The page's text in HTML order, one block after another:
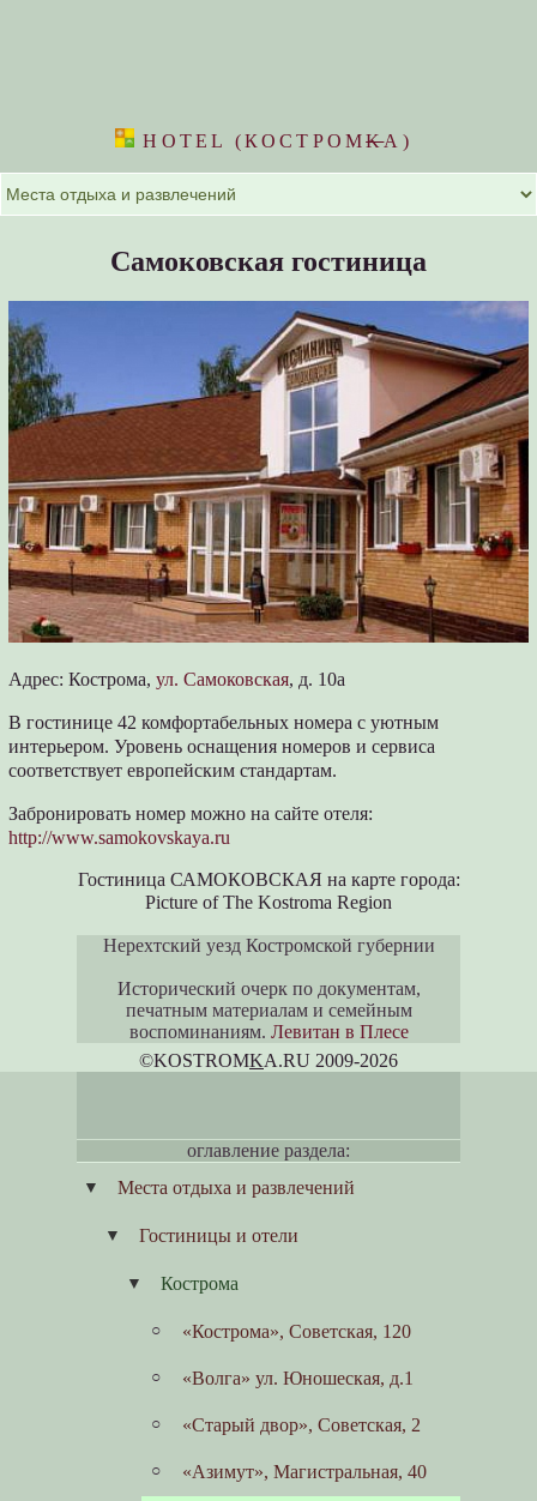
HOTEL (КОСТРОМKА)
Самоковская гостиница
Адрес:Кострома,ул. Самоковская, д. 10а
В гостинице 42 комфортабельных номера с уютным
интерьером. Уровень оснащения номеров и сервиса
соответствует европейским стандартам.
Забронировать номер можно на сайте отеля:
http://www.samokovskaya.ru
Гостиница САМОКОВСКАЯ на карте города:
Picture of The Kostroma Region
Нерехтский уезд Костромской губернии
Исторический очерк по документам,
печатным материалам и семейным
воспоминаниям. Левитан в Плесе
©KOSTROMKA.RU 2009-2026
оглавление раздела:
Места отдыха и развлечений
Гостиницы и отели
Кострома
«Кострома», Советская, 120
«Волга» ул. Юношеская, д.1
«Старый двор», Советская, 2
«Азимут», Магистральная, 40